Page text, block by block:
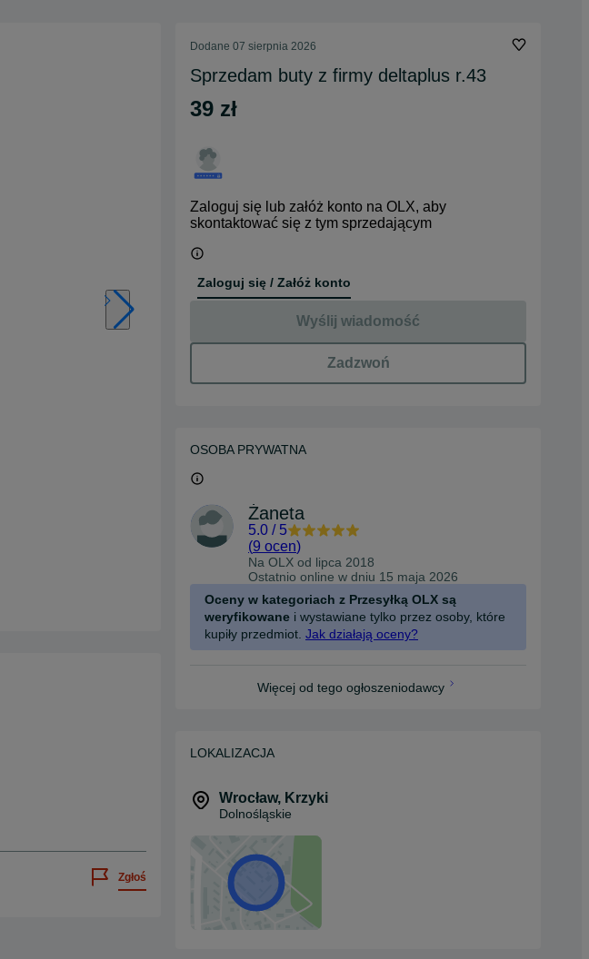
Zgłoś
Dodane 07 sierpnia 2026
Sprzedam buty z firmy deltaplus r.43
39 zł
Zaloguj się lub załóż konto na OLX, aby
skontaktować się z tym sprzedającym
Zaloguj się / Załóż konto
Wyślij wiadomość
Zadzwoń
OSOBA PRYWATNA
Żaneta
5.0 / 5
(9 ocen)
Na OLX od lipca 2018
Ostatnio online w dniu 15 maja 2026
Oceny w kategoriach z Przesyłką OLX są
weryfikowane i wystawiane tylko przez osoby, które
kupiły przedmiot. Jak działają oceny?
Więcej od tego ogłoszeniodawcy
LOKALIZACJA
Wrocław, Krzyki
Dolnośląskie